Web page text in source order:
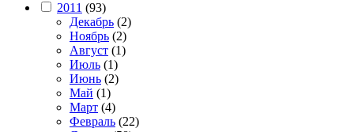
2011 (93)
Декабрь (2)
Ноябрь (2)
Август (1)
Июль (1)
Июнь (2)
Май (1)
Март (4)
Февраль (22)